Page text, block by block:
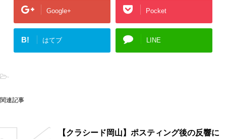
Google+ Pocket
B! はてブ LINE
-
関連記事
【クラシード岡山】ポスティング後の反響に